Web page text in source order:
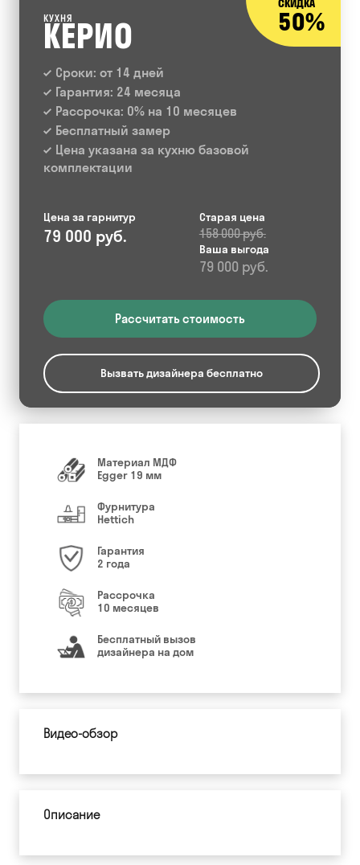
СКИДКА
50%
КУХНЯ
КЕРИО
Сроки: от 14 дней
Гарантия: 24 месяца
Рассрочка: 0% на 10 месяцев
Бесплатный замер
Цена указана за кухню базовой
комплектации
Цена за гарнитур
79 000 руб.
Старая цена
158 000 руб.
Ваша выгода
79 000 руб.
Рассчитать стоимость
Вызвать дизайнера бесплатно
Материал МДФ
Egger 19 мм
Фурнитура
Hettich
Гарантия
2 года
Рассрочка
10 месяцев
Бесплатный вызов
дизайнера на дом
Видео-обзор
Описание